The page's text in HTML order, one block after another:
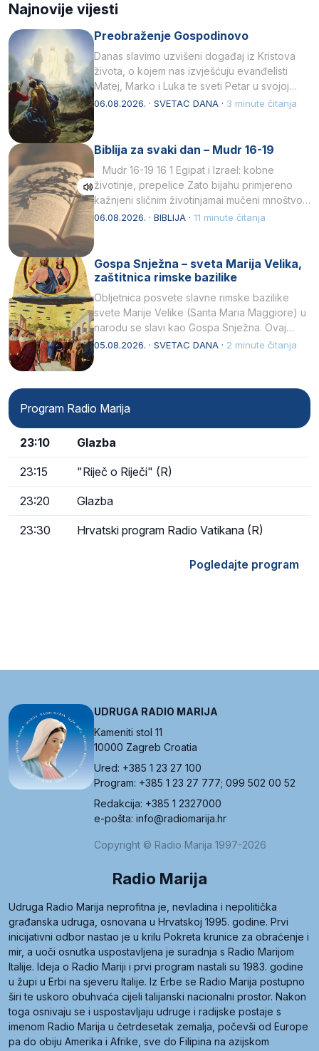
Najnovije vijesti
Preobraženje Gospodinovo
Danas slavimo uzvišeni događaj iz Kristova
života, o kojem nas izvješćuju evanđelisti
Matej, Marko i Luka te sveti Petar u svojoj
drugoj…
06.08.2026. · SVETAC DANA · 3 minute čitanja
Biblija za svaki dan – Mudr 16-19
Mudr 16-19 16 1 Egipat i Izrael: kobne
životinje, prepelice Zato bijahu primjereno
kažnjeni sličnim životinjamai mučeni mnoštvom
kukaca.2 A narod…
06.08.2026. · BIBLIJA · 11 minute čitanja
Gospa Snježna – sveta Marija Velika,
zaštitnica rimske bazilike
Obljetnica posvete slavne rimske bazilike
svete Marije Velike (Santa Maria Maggiore) u
narodu se slavi kao Gospa Snježna. Ovaj
naziv, Sancta Maria…
05.08.2026. · SVETAC DANA · 2 minute čitanja
Program Radio Marija
23:10 Glazba
23:15 "Riječ o Riječi" (R)
23:20 Glazba
23:30 Hrvatski program Radio Vatikana (R)
Pogledajte program
UDRUGA RADIO MARIJA
Kameniti stol 11
10000 Zagreb Croatia
Ured: +385 1 23 27 100
Program: +385 1 23 27 777; 099 502 00 52
Redakcija: +385 1 2327000
e-pošta: info@radiomarija.hr
Copyright © Radio Marija 1997-2026
Radio Marija
Udruga Radio Marija neprofitna je, nevladina i nepolitička
građanska udruga, osnovana u Hrvatskoj 1995. godine. Prvi
inicijativni odbor nastao je u krilu Pokreta krunice za obraćenje i
mir, a uoči osnutka uspostavljena je suradnja s Radio Marijom
Italije. Ideja o Radio Mariji i prvi program nastali su 1983. godine
u župi u Erbi na sjeveru Italije. Iz Erbe se Radio Marija postupno
širi te uskoro obuhvaća cijeli talijanski nacionalni prostor. Nakon
toga osnivaju se i uspostavljaju udruge i radijske postaje s
imenom Radio Marija u četrdesetak zemalja, počevši od Europe
pa do obiju Amerika i Afrike, sve do Filipina na azijskom